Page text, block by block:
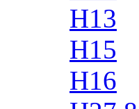
H13
H15
H16